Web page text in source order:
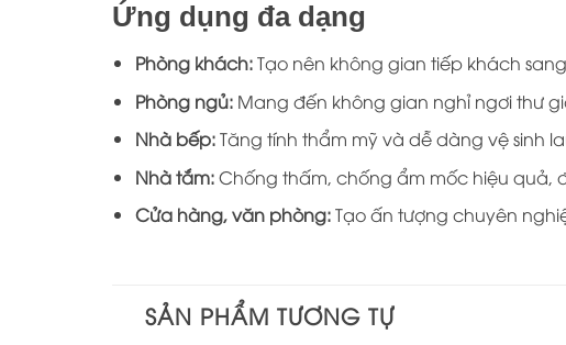
Ứng dụng đa dạng
Phòng khách:Tạo nên không gian tiếp khách
Phòng ngủ:Mang đến không gian nghỉ ngơi thư
Nhà bếp:Tăng tính thẩm mỹ và dễ dàng vệ sinh
Nhà tắm:Chống thấm, chống ẩm mốc hiệu quả,
Cửa hàng, văn phòng:Tạo ấn tượng chuyên
SẢN PHẨM TƯƠNG TỰ